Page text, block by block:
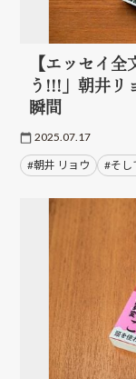
【エッセイ
う!!!」朝井リ
瞬間
2025.07.17
#朝井 リョウ #そし